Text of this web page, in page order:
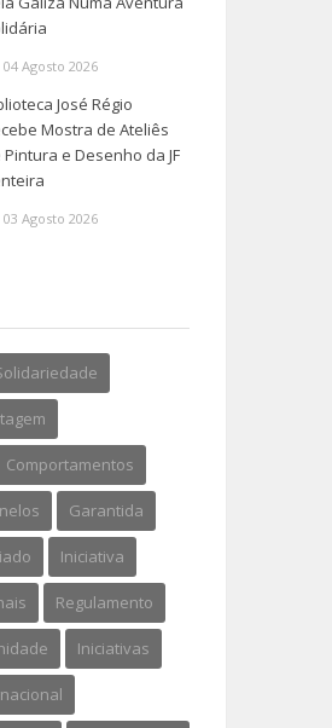
04 Agosto 2026
José Régio
Mostra de Ateliês
Pintura e Desenho da JF
03 Agosto 2026
Comportamentos
Garantida
Iniciativa
Regulamento
Iniciativas